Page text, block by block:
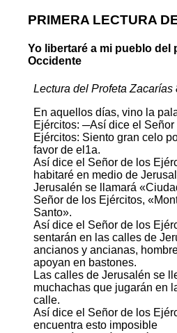
PRIMERA LECTURA
Yo libertaré a mi pueblo del
Occidente
Lectura del Profeta Zacarías
En aquellos días, vino la
Ejércitos: ─Así dice el Señor
Ejércitos: Siento gran celo
favor de el1a.
Así dice el Señor de los
habitaré en medio de
Jerusalén se llamará
Señor de los Ejércitos,
Santo».
Así dice el Señor de los
sentarán en las calles de
ancianos y ancianas,
apoyan en bastones.
Las calles de Jerusalén se
muchachas que jugarán en
calle.
Así dice el Señor de los
encuentra esto imposible